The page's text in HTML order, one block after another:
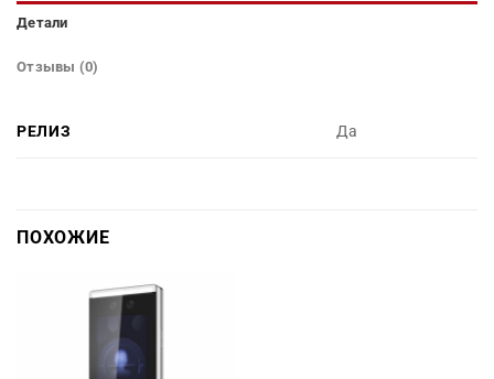
Детали
Отзывы (0)
РЕЛИЗ Да
ПОХОЖИЕ